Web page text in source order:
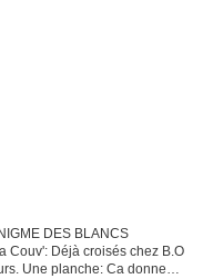
DES BLANCS
Couv': Déjà croisés chez B.O
Une planche: Ca donne